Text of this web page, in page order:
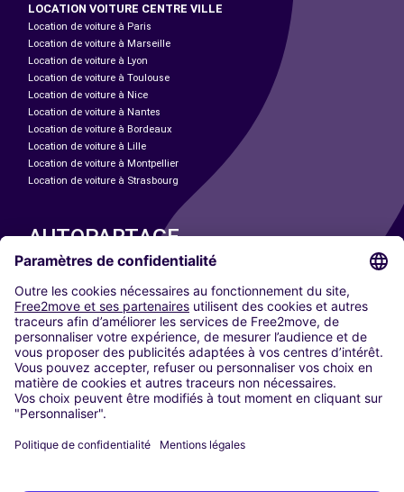
LOCATION VOITURE CENTRE VILLE
Location de voiture à Paris
Location de voiture à Marseille
Location de voiture à Lyon
Location de voiture à Toulouse
Location de voiture à Nice
Location de voiture à Nantes
Location de voiture à Bordeaux
Location de voiture à Lille
Location de voiture à Montpellier
Location de voiture à Strasbourg
AUTOPARTAGE
Paris
Madrid
Washington DC
Milan
Rome
Turin
Vienne
Berlin
Düsseldorf